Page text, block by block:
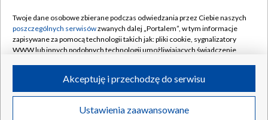
Rada Programowa
System NOS
Informacje o nadawcy
Program dla prasy
Kontakt
Kanały
©2026 Telewizja Polska S.A. w likwidacji
Twoje dane osobowe zbierane podczas odwiedzania przez Ciebie naszych
poszczególnych serwisówzwanych dalej „Portalem”, w tym informacje
zapisywane za pomocą technologii takich jak: pliki cookie, sygnalizatory
WWW lub innych podobnych technologii umożliwiających świadczenie
ruchu w Internecie.
Twoje dane osobowe zbierane podczas odwiedzania przez Ciebie
poszczególnych serwisówna Portalu, takie jak adresy IP, identyfikatory
Ustawienia zaawansowane
Akceptuję i przechodzę do serwisu